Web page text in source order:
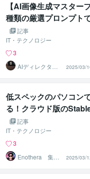
【AI画像生成マスター
種類の厳選プロンプト
躍的に向上する決定版
記事
IT・テクノロジー
3
AIディレクターZ
EN「生成AI」特
化
2025/03/
低スペックのパソコン
る！クラウド版の
方 記事
IT・テクノロジー
3
Enothera 集客
→販売の導線設
計者
2025/03/